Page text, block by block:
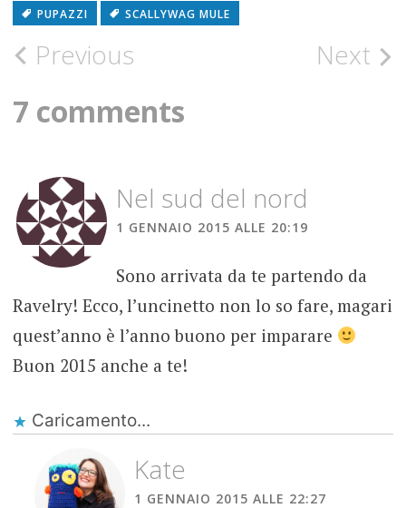
PUPAZZI
SCALLYWAG MULE
Post
navigation
Previous Next
7 comments
Nel sud del nord
1 GENNAIO 2015 ALLE 20:19
Sono arrivata da te partendo da
Ravelry! Ecco, l’uncinetto non lo so fare, magari
quest’anno è l’anno buono per imparare
Buon 2015 anche a te!
Caricamento...
Kate
1 GENNAIO 2015 ALLE 22:27